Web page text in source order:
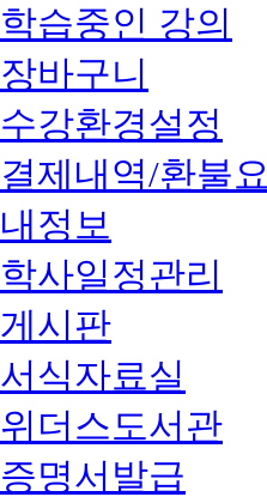
학습중인 강의
장바구니
수강환경설정
결제내역/환불
내정보
학사일정관리
게시판
서식자료실
위더스도서관
증명서발급